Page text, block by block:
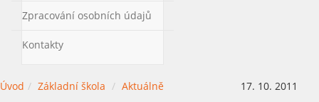
Zpracování osobních údajů
Kontakty
Úvod Základní škola Aktuálně 17. 10. 2011